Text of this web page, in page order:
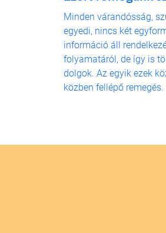
Minden várandósság,
egyedi, nincs két
információ áll
folyamatáról, de így is
dolgok. Az egyik ezek
közben fellépő remegés.